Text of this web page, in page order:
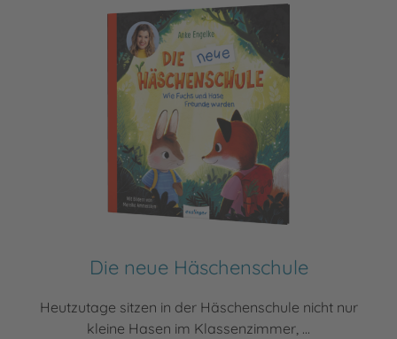
Die neue Häschenschule
Heutzutage sitzen in der Häschenschule nicht nur
kleine Hasen im Klassenzimmer, ...